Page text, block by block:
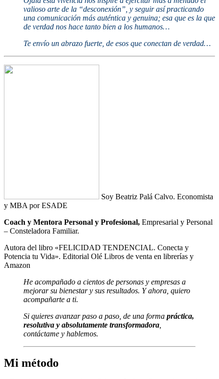
valioso arte de la “desconexión”, y seguir así practicando
una comunicación más auténtica y genuina; esa que es la que
de verdad nos hace tanto bien a los humanos…
Te envío un abrazo fuerte, de esos que conectan de verdad…
Soy Beatriz Palá Calvo. Economista
y MBA por ESADE
Coach y Mentora Personal y Profesional, Empresarial y Personal
– Consteladora Familiar.
Autora del libro «FELICIDAD TENDENCIAL. Conecta y
Potencia tu Vida». Editorial Olé Libros de venta en librerías y
Amazon
He acompañado a cientos de personas y empresas a
mejorar su bienestar y sus resultados. Y ahora, quiero
acompañarte a ti.
Si quieres avanzar paso a paso, de una forma práctica,
resolutiva y absolutamente transformadora
contáctame y hablemos.
Mi método